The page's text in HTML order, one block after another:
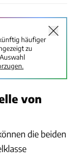
häufiger
zu
von
die beiden